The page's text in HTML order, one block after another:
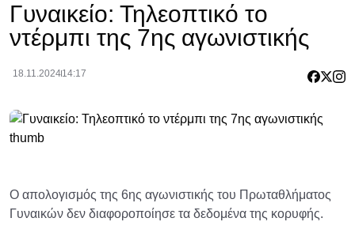
Γυναικείο: Τηλεοπτικό το
ντέρμπι της 7ης αγωνιστικής
18.11.202414:17
Ο απολογισμός της 6ης αγωνιστικής του Πρωταθλήματος
Γυναικών δεν διαφοροποίησε τα δεδομένα της κορυφής.